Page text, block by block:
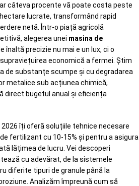
câteva procente vă poate costa peste
lucrate, transformând rapid
netă. Într-o piață agricolă
alegerea unei masina de
înaltă precizie nu mai e un lux, ci o
economică a fermei. Știm
de substanțe scumpe și cu degradarea
metalice sub acțiunea chimică,
direct bugetul anual și eficiența
îți oferă soluțiile tehnice necesare
fertilizant cu 10-15% și pentru a asigura
lățimea de lucru. Vei descoperi
cu adevărat, de la sistemele
diferite tipuri de granule până la
Analizăm împreună cum să